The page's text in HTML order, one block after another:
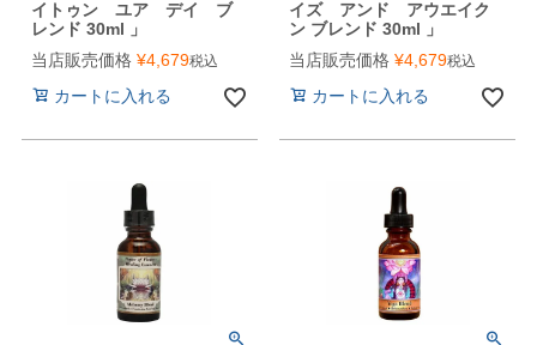
イトゥン ユア デイ ブ
レンド 30ml 」
当店販売価格 ¥4,679税込
カートに入れる
イズ アンド アウエイク
ン ブレンド 30ml 」
当店販売価格 ¥4,679税込
カートに入れる